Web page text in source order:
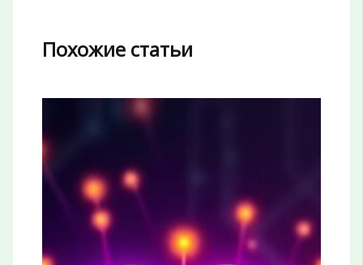
Похожие статьи